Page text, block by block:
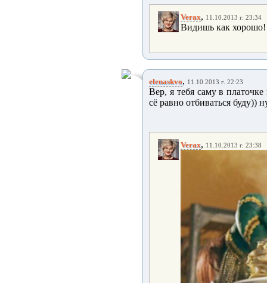
Verax, 11.10.2013 г. 23:34
Видишь как
elenaskvo, 11.10.2013 г. 22:23
Вер, я тебя саму в
сё равно отбиваться буду))
Verax, 11.10.2013 г. 23:38